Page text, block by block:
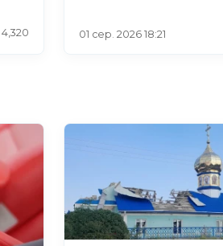
4,320 01 сер. 2026 18:21